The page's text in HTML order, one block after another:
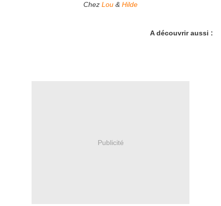
Chez Lou & Hilde
A découvrir aussi :
Publicité